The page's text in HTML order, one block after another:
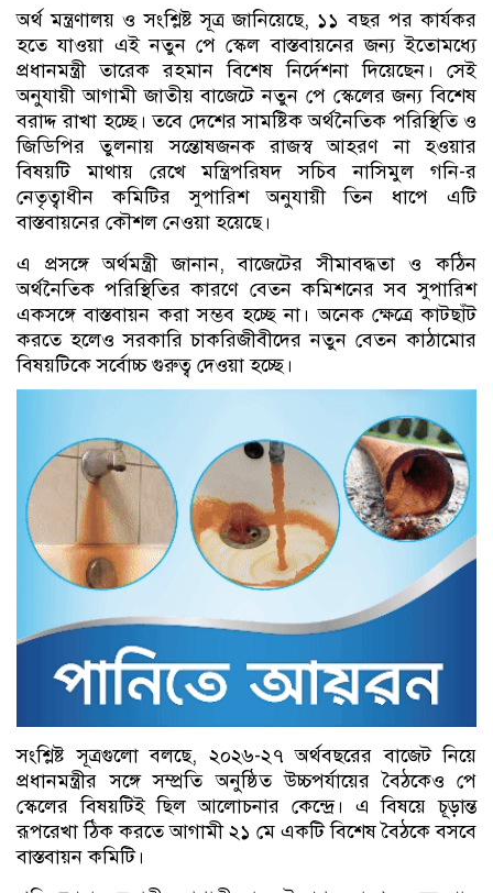
অর্থ মন্ত্রণালয় ও সংশ্লিষ্ট সূত্র জানিয়েছে, ১১ বছর পর কার্যকর
হতে যাওয়া এই নতুন পে স্কেল বাস্তবায়নের জন্য ইতোমধ্যে
প্রধানমন্ত্রী তারেক রহমান বিশেষ নির্দেশনা দিয়েছেন। সেই
অনুযায়ী আগামী জাতীয় বাজেটে নতুন পে স্কেলের জন্য বিশেষ
বরাদ্দ রাখা হচ্ছে। তবে দেশের সামষ্টিক অর্থনৈতিক পরিস্থিতি ও
জিডিপির তুলনায় সন্তোষজনক রাজস্ব আহরণ না হওয়ার
বিষয়টি মাথায় রেখে মন্ত্রিপরিষদ সচিব নাসিমুল গনি-র
নেতৃত্বাধীন কমিটির সুপারিশ অনুযায়ী তিন ধাপে এটি
বাস্তবায়নের কৌশল নেওয়া হয়েছে।
এ প্রসঙ্গে অর্থমন্ত্রী জানান, বাজেটের সীমাবদ্ধতা ও কঠিন
অর্থনৈতিক পরিস্থিতির কারণে বেতন কমিশনের সব সুপারিশ
একসঙ্গে বাস্তবায়ন করা সম্ভব হচ্ছে না। অনেক ক্ষেত্রে কাটছাঁট
করতে হলেও সরকারি চাকরিজীবীদের নতুন বেতন কাঠামোর
বিষয়টিকে সর্বোচ্চ গুরুত্ব দেওয়া হচ্ছে।
সংশ্লিষ্ট সূত্রগুলো বলছে, ২০২৬-২৭ অর্থবছরের বাজেট নিয়ে
প্রধানমন্ত্রীর সঙ্গে সম্প্রতি অনুষ্ঠিত উচ্চপর্যায়ের বৈঠকেও পে
স্কেলের বিষয়টিই ছিল আলোচনার কেন্দ্রে। এ বিষয়ে চূড়ান্ত
রূপরেখা ঠিক করতে আগামী ২১ মে একটি বিশেষ বৈঠকে বসবে
বাস্তবায়ন কমিটি।